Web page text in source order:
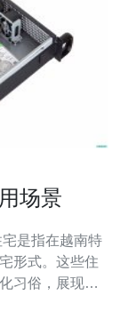
场景
是指在越南特
形式。这些住
习俗，展现了